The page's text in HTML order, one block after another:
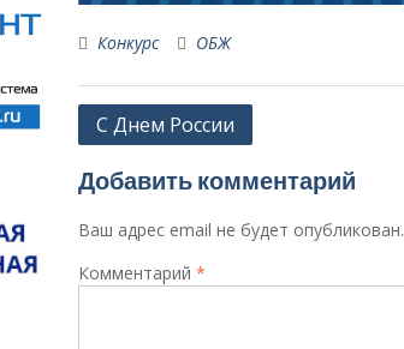
Конкурс ОБЖ
Навигация
записям
С Днем России
Добавить комментарий
Ваш адрес email не будет опубликован.
Комментарий *